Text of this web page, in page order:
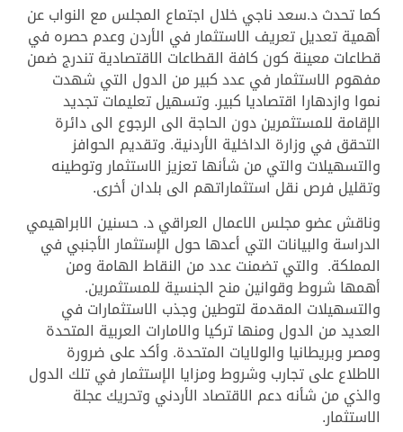
كما تحدث د.سعد ناجي خلال اجتماع المجلس مع النواب عن
أهمية تعديل تعريف الاستثمار في الأردن وعدم حصره في
قطاعات معينة كون كافة القطاعات الاقتصادية تندرج ضمن
مفهوم الاستثمار في عدد كبير من الدول التي شهدت
نموا وازدهارا اقتصاديا كبير. وتسهيل تعليمات تجديد
الإقامة للمستثمرين دون الحاجة الى الرجوع الى دائرة
التحقق في وزارة الداخلية الأردنية. وتقديم الحوافز
والتسهيلات والتي من شأنها تعزيز الاستثمار وتوطينه
وتقليل فرص نقل استثماراتهم الى بلدان أخرى.
وناقش عضو مجلس الاعمال العراقي د. حسنين الابراهيمي
الدراسة والبيانات التي أعدها حول الإستثمار الأجنبي في
المملكة. والتي تضمنت عدد من النقاط الهامة ومن
أهمها شروط وقوانين منح الجنسية للمستثمرين.
والتسهيلات المقدمة لتوطين وجذب الاستثمارات في
العديد من الدول ومنها تركيا والامارات العربية المتحدة
ومصر وبريطانيا والولايات المتحدة. وأكد على ضرورة
الاطلاع على تجارب وشروط ومزايا الإستثمار في تلك الدول
والذي من شأنه دعم الاقتصاد الأردني وتحريك عجلة
الاستثمار.